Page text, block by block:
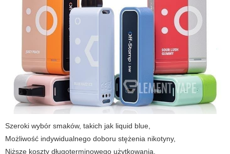
Szeroki wybór smaków, takich jak liquid blue,
Możliwość indywidualnego doboru stężenia nikotyny,
Niższe koszty długoterminowego użytkowania,